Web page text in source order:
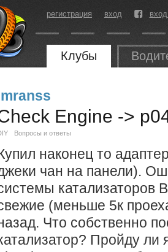
регистрация вход
Клубы
Engine ->
Вопросы и ответы
наконец то
чан на панели).
катализаторов
(меньше 5к
Что собственно
Пройду